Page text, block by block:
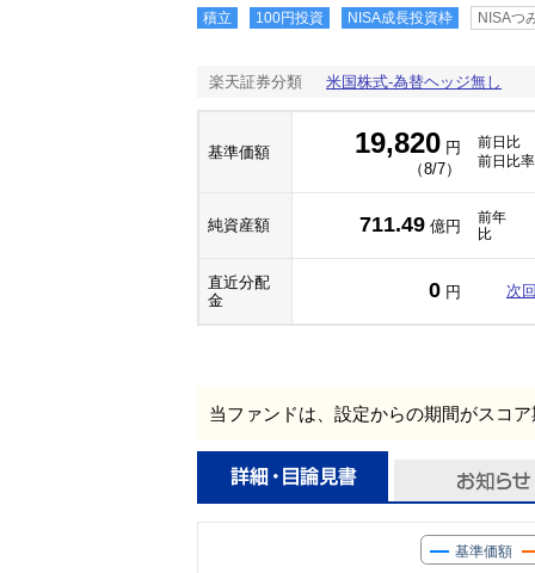
積立 100円投資 NISA成長投資枠 NISAつ
楽天証券分類 米国株式-為替ヘッジ無し
基準価額 19,820 円
（8/7）
前日比
前日比率
純資産額 711.49 億円
前年
比
直近分配
金
0 円 次
当ファンドは、設定からの期間がスコ
基準価額